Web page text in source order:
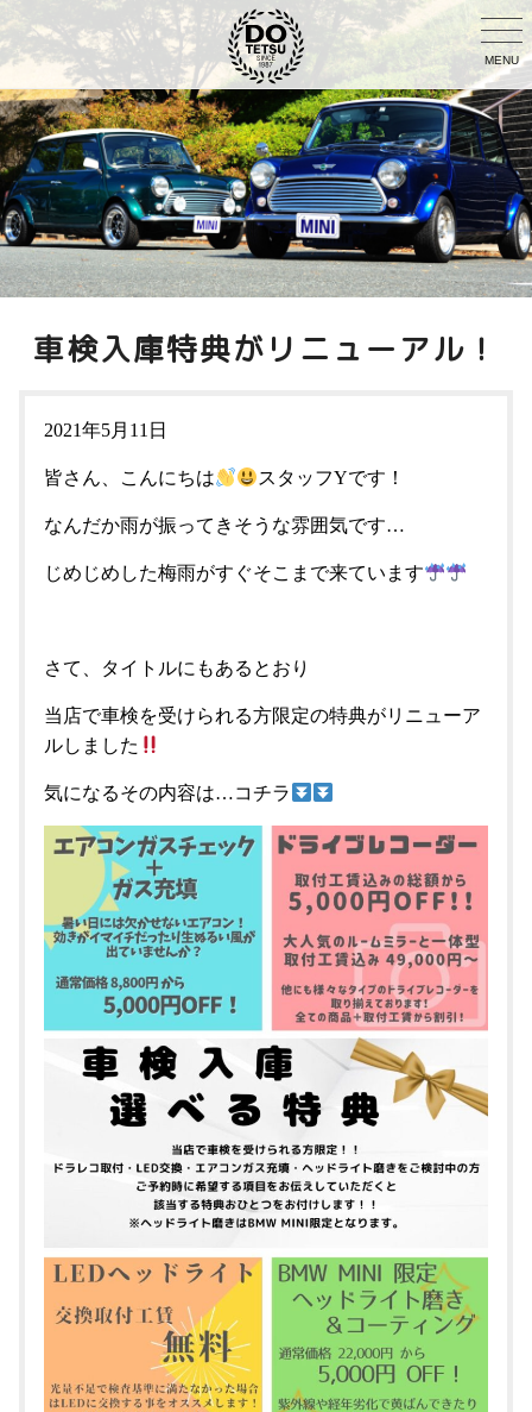
MENU
車検入庫特典がリニューアル！
2021年5月11日
皆さん、こんにちは スタッフYです！
なんだか雨が振ってきそうな雰囲気です…
じめじめした梅雨がすぐそこまで来ています
さて、タイトルにもあるとおり
当店で車検を受けられる方限定の特典がリニューア
ルしました
気になるその内容は…コチラ